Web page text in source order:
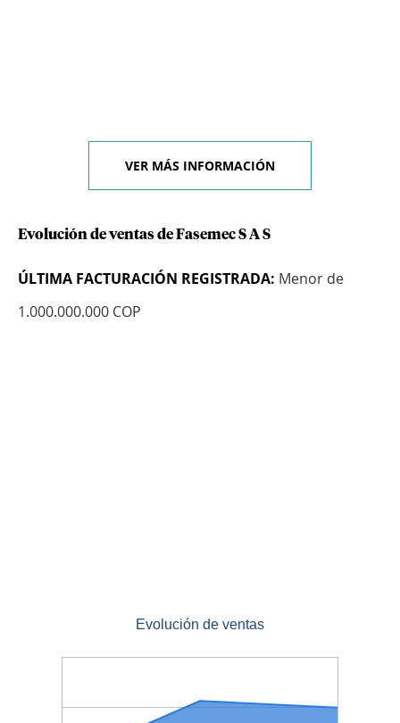
VER MÁS INFORMACIÓN
Evolución de ventas de Fasemec S A S
ÚLTIMA FACTURACIÓN REGISTRADA: Menor de
1.000.000.000 COP
Evolución de ventas